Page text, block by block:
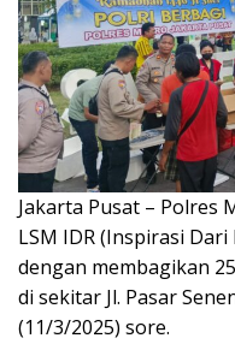
Jakarta Pusat – Polres
LSM IDR (Inspirasi
dengan membagikan
di sekitar Jl. Pasar
(11/3/2025) sore.